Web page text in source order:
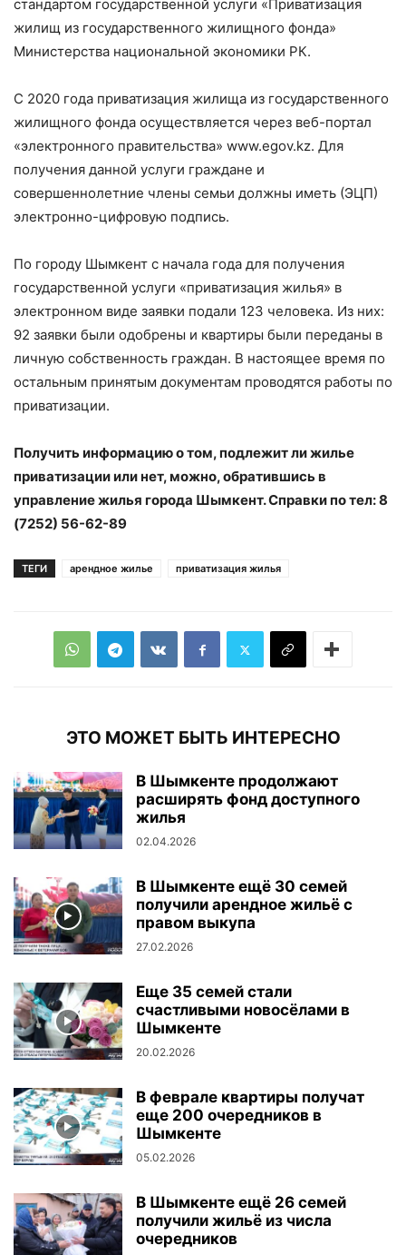
стандартом государственной услуги «Приватизация
жилищ из государственного жилищного фонда»
Министерства национальной экономики РК.
С 2020 года приватизация жилища из государственного
жилищного фонда осуществляется через веб-портал
«электронного правительства» www.egov.kz. Для
получения данной услуги граждане и
совершеннолетние члены семьи должны иметь (ЭЦП)
электронно-цифровую подпись.
По городу Шымкент с начала года для получения
государственной услуги «приватизация жилья» в
электронном виде заявки подали 123 человека. Из них:
92 заявки были одобрены и квартиры были переданы в
личную собственность граждан. В настоящее время по
остальным принятым документам проводятся работы по
приватизации.
Получить информацию о том, подлежит ли жилье
приватизации или нет, можно, обратившись в
управление жилья города Шымкент. Справки по тел: 8
(7252) 56-62-89
ТЕГИ арендное жилье приватизация жилья
ЭТО МОЖЕТ БЫТЬ ИНТЕРЕСНО
В Шымкенте продолжают
расширять фонд доступного
жилья
02.04.2026
В Шымкенте ещё 30 семей
получили арендное жильё с
правом выкупа
27.02.2026
Еще 35 семей стали
счастливыми новосёлами в
Шымкенте
20.02.2026
В феврале квартиры получат
еще 200 очередников в
Шымкенте
05.02.2026
В Шымкенте ещё 26 семей
получили жильё из числа
очередников